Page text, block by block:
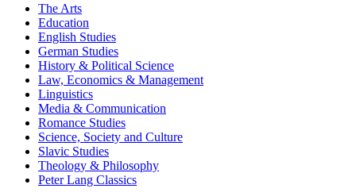
The Arts
Education
English Studies
German Studies
History & Political Science
Law, Economics & Management
Linguistics
Media & Communication
Romance Studies
Science, Society and Culture
Slavic Studies
Theology & Philosophy
Peter Lang Classics